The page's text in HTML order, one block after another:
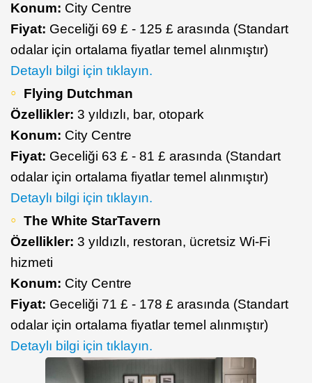
Konum: City Centre
Fiyat: Geceliği 69 £ - 125 £ arasında (Standart
odalar için ortalama fiyatlar temel alınmıştır)
Detaylı bilgi için tıklayın.
Flying Dutchman
Özellikler: 3 yıldızlı, bar, otopark
Konum: City Centre
Fiyat: Geceliği 63 £ - 81 £ arasında (Standart
odalar için ortalama fiyatlar temel alınmıştır)
Detaylı bilgi için tıklayın.
The White StarTavern
Özellikler: 3 yıldızlı, restoran, ücretsiz Wi-Fi
hizmeti
Konum: City Centre
Fiyat: Geceliği 71 £ - 178 £ arasında (Standart
odalar için ortalama fiyatlar temel alınmıştır)
Detaylı bilgi için tıklayın.